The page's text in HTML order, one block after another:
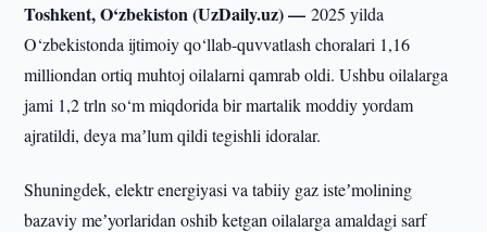
Toshkent, O‘zbekiston (UzDaily.uz) —2025 yilda
O‘zbekistonda ijtimoiy qo‘llab-quvvatlash choralari 1,16
milliondan ortiq muhtoj oilalarni qamrab oldi. Ushbu oilalarga
jami 1,2 trln so‘m miqdorida bir martalik moddiy yordam
ajratildi, deya maʼlum qildi tegishli idoralar.
Shuningdek, elektr energiyasi va tabiiy gaz isteʼmolining
bazaviy meʼyorlaridan oshib ketgan oilalarga amaldagi sarf